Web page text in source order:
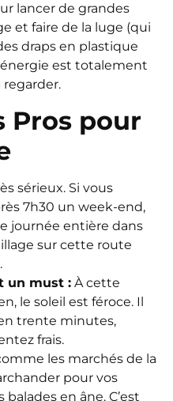
lancer de grandes
et faire de la luge (qui
draps en plastique
est totalement
Pros pour
sérieux. Si vous
7h30 un week-end,
journée entière dans
sur cette route
un must : À cette
le soleil est féroce. Il
trente minutes,
frais.
les marchés de la
pour vos
en âne. C’est